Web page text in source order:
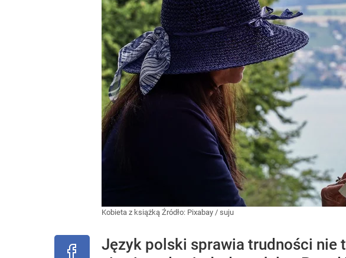
Kobieta z książką Źródło: Pixabay / suju
Język polski sprawia trudności nie